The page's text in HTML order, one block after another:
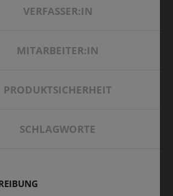
VERFASSER:IN
MITARBEITER:IN
PRODUKTSICHERHEIT
SCHLAGWORTE